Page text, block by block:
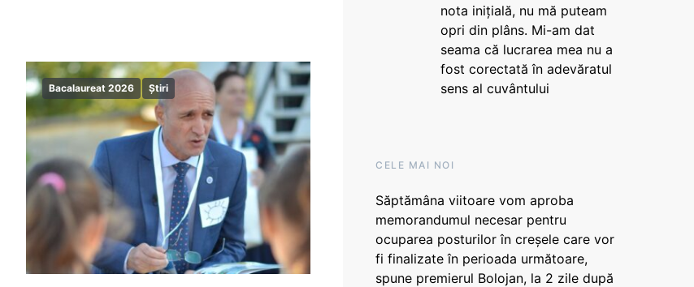
Bacalaureat 2026 Știri
nota inițială, nu mă puteam
opri din plâns. Mi-am dat
seama că lucrarea mea nu a
fost corectată în adevăratul
sens al cuvântului
CELE MAI NOI
Săptămâna viitoare vom aproba
memorandumul necesar pentru
ocuparea posturilor în creșele care vor
fi finalizate în perioada următoare,
spune premierul Bolojan, la 2 zile după